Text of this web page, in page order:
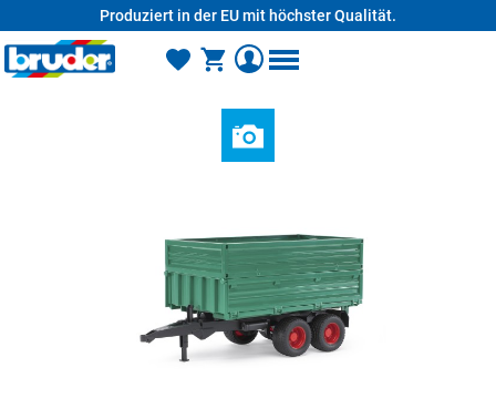
Produziert in der EU mit höchster Qualität.